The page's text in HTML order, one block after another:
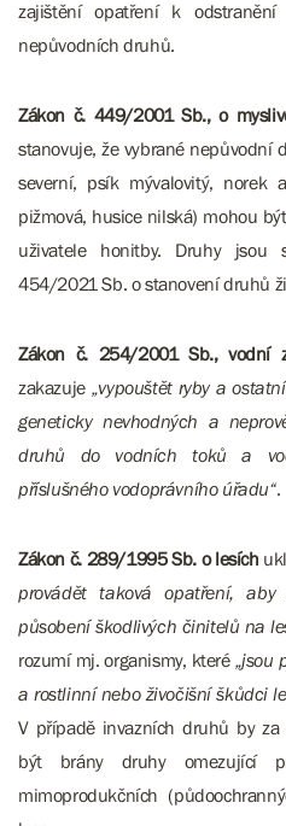
zajištění opatření k
nepůvodních druhů.
Zákon č. 449/2001 Sb., o
stanovuje, že vybrané nepůvodní
severní, psík mývalovitý, norek
pižmová, husice nilská) mohou
uživatele honitby. Druhy jsou
454/2021 Sb. o stanovení druhů
Zákon č. 254/2001 Sb., vodní
zakazuje „vypouštět ryby a
geneticky nevhodných a
druhů do vodních toků a
příslušného vodoprávního úřadu“.
Zákon č. 289/1995 Sb. o lesích
provádět taková opatření,aby
působení škodlivých činitelů na
rozumí mj. organismy, které „jsou
a rostlinní nebo živočišní škůdci
V případě invazních druhů by
být brány druhy omezující
mimoprodukčních